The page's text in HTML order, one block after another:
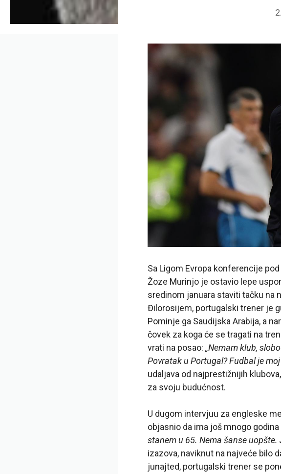
Sa Ligom Evropa konferencije
Žoze Murinjo je ostavio lepe
sredinom januara staviti tačku na
Đilorosijem, portugalski trener je
Pominje ga Saudijska Arabija, a
čovek za koga će se tragati na
vrati na posao: „Nemam klub,
Povratak u Portugal? Fudbal je
udaljava od najprestižnijih
za svoju budućnost.
U dugom intervjuu za engleske
objasnio da ima još mnogo
stanem u 65. Nema šanse uopšte.
izazova, naviknut na najveće bilo
junajted, portugalski trener se